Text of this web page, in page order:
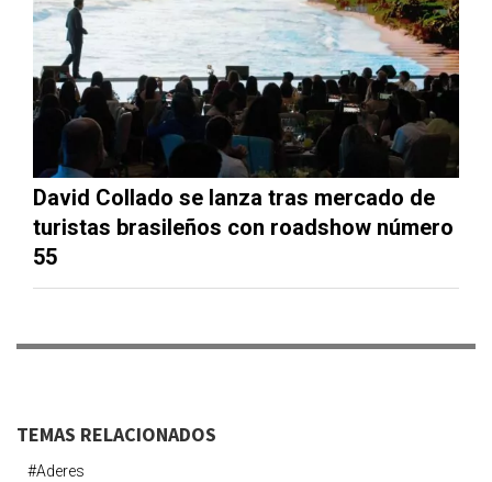
David Collado se lanza tras mercado de
turistas brasileños con roadshow número
55
TEMAS RELACIONADOS
#aderes